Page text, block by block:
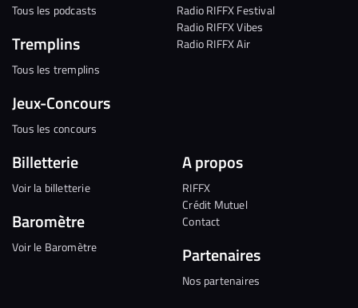
Tous les podcasts
Tremplins
Tous les tremplins
Jeux-Concours
Tous les concours
Radio RIFFX Festival
Radio RIFFX Vibes
Radio RIFFX Air
Billetterie
Voir la billetterie
Baromètre
Voir le Baromètre
A propos
RIFFX
Crédit Mutuel
Contact
Partenaires
Nos partenaires